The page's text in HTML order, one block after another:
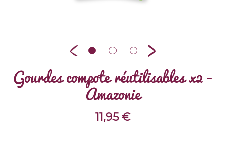
Gourdes compote réutilisables x2 -
Amazonie
11,95€